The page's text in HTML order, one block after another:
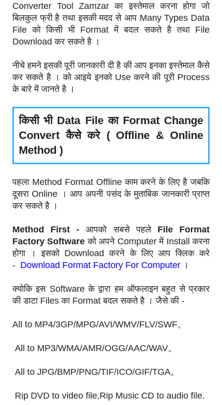
Converter Tool Zamzar का इस्तेमाल करना होगा जो
बिलकुल फ्री है तथा इसकी मदद से आप Many Types Data
File को किसी भी Format में बदल सकते है तथा File
Download कर सकते है ।
नीचे हमने इसकी पूरी जानकारी दी है की आप इनका इस्तेमाल कैसे
कर सकते है । को आइये इनको Use करने की पूरी Process
के बारे में जानते है ।
किसी भी Data File का Format Change
Convert कैसे करे ( Offline & Online
Method )
पहला Method Format Offline काम करने के लिए है जबकि
दूसरा Online । आप अपनी पसंद के मुताबिक जानकारी प्राप्त
कर सकते है ।
Method First -आपको सबसे पहले File Format
Factory Softwareको अपने Computer में Install करना
होगा । इसको Download करने के लिए आप क्लिक करे
- Download Format Factory For Computer ।
क्योकि इस Software के द्वारा हम ऑफलाइन बहुत से प्रकार
की डाटा Files का Format बदल सकते है । जैसे की -
All to MP4/3GP/MPG/AVI/WMV/FLV/SWF。
All to MP3/WMA/AMR/OGG/AAC/WAV。
All to JPG/BMP/PNG/TIF/ICO/GIF/TGA。
Rip DVD to video file,Rip Music CD to audio file.